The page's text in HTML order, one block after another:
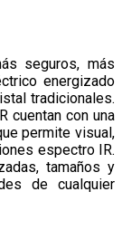
seguros, más
energizado
tradicionales.
cuentan con una
permite visual,
espectro IR.
tamaños y
de cualquier